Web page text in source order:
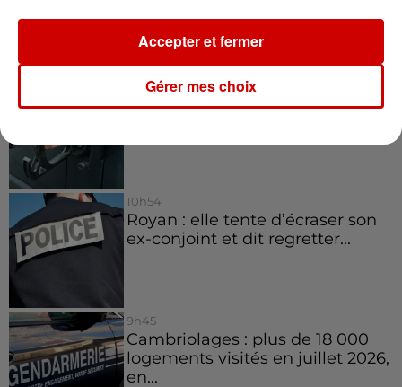
13h42
10h54
Royan : elle tente d’écraser son
ex-conjoint et dit regretter...
9h45
Cambriolages : plus de 18 000
logements visités en juillet 2026,
en...
Gérer mes choix
Accepter et fermer